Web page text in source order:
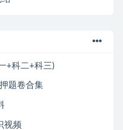
+科二+科三)
题卷合集
视频